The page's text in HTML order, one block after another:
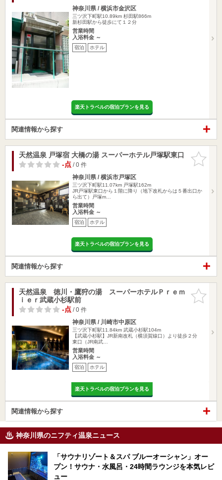
神奈川県 / 横浜市金沢区
三ツ沢下町駅10.89km 杉田駅866m
新杉田駅から徒歩にて１２分
営業時間
入浴料金 ～
宿泊 ホテル
楽天トラベルの宿泊プランを見る
関連情報から探す
お気に入
りに追加
天然温泉 戸塚宿 大橋の湯 スーパーホテル戸塚駅東口
-点/ 0 件
神奈川県 / 横浜市戸塚区
三ツ沢下町駅11.07km 戸塚駅162m
JR戸塚駅東口から１階に降り（地下改札からは５番出口か
ら出て）戸塚m…
営業時間
入浴料金 ～
宿泊 ホテル
楽天トラベルの宿泊プランを見る
関連情報から探す
お気に入
りに追加
天然温泉 徳川・鷹狩の湯 スーパーホテルＰｒｅｍ
ｉｅｒ武蔵小杉駅前
-点/ 0 件
神奈川県 / 川崎市中原区
三ツ沢下町駅11.84km 武蔵小杉駅104m
【武蔵小杉駅】JR新南改札（横須賀線口）より徒歩２分
東口（JR南武…
営業時間
入浴料金 ～
宿泊 ホテル
楽天トラベルの宿泊プランを見る
関連情報から探す
神奈川県のニフティ温泉ニュース
「サウナリゾート＆スパ ブルーオーシャン」オー
プン！サウナ・水風呂・24時間ラウンジを本気レビ
ュー